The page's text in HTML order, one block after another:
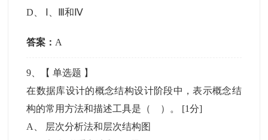
D
Ⅰ、Ⅲ和Ⅳ
答案： A
9 、【单选题 】
在数据库设计的概念结构设计阶段中，表示概念结
构的常用方法和描述工具是（ ）。 [1分]
A
层次分析法和层次结构图